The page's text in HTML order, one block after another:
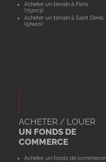
Acheter un terrain à Paris
(75003)
Acheter un terrain à Saint Denis
(97400)
ACHETER / LOUER
UN FONDS DE
COMMERCE
Acheter un fonds de commerce